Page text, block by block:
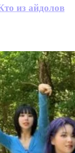
из айдолов